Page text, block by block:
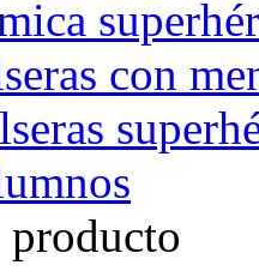
con
producto